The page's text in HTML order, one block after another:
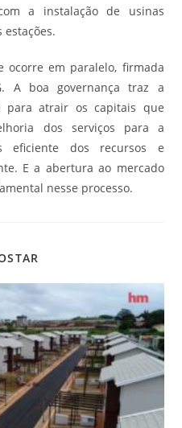
a instalação de usinas
estações.
ocorre em paralelo, firmada
A boa governança traz a
para atrair os capitais que
dos serviços para a
eficiente dos recursos e
E a abertura ao mercado
nesse processo.